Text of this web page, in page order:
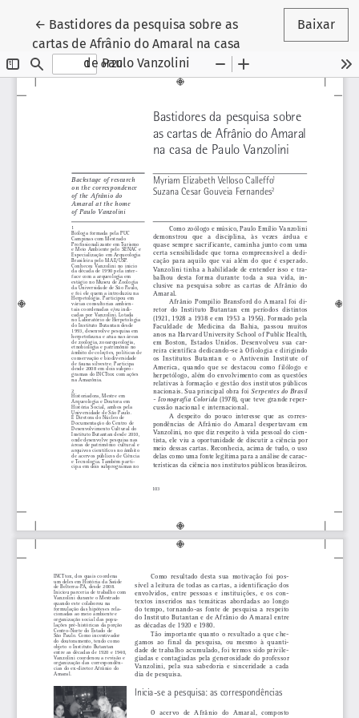
← Voltar aos Detalhes do Artigo
Bastidores da pesquisa sobre as
cartas de Afrânio do Amaral na casa
de Paulo Vanzolini
Baixar